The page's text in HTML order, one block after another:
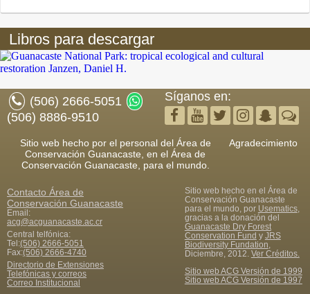
Libros para descargar
(506) 2666-5051
(506) 8886-9510
Síganos en:
Sitio web hecho por el personal del Área de
Conservación Guanacaste, en el Área de
Conservación Guanacaste, para el mundo.
Agradecimiento
Contacto Área de
Conservación Guanacaste
Email:
acg@acguanacaste.ac.cr
Central telfónica:
Tel:(506) 2666-5051
Fax:(506) 2666-4740
Directorio de Extensiones
Telefónicas y correos
Correo Institucional
Sitio web hecho en el Área de
Conservación Guanacaste
para el mundo, por Usematics,
gracias a la donación del
Guanacaste Dry Forest
Conservation Fund y JRS
Biodiversity Fundation
Diciembre, 2012. Ver Créditos.
Sitio web ACG Versión de 1999
Sitio web ACG Versión de 1997